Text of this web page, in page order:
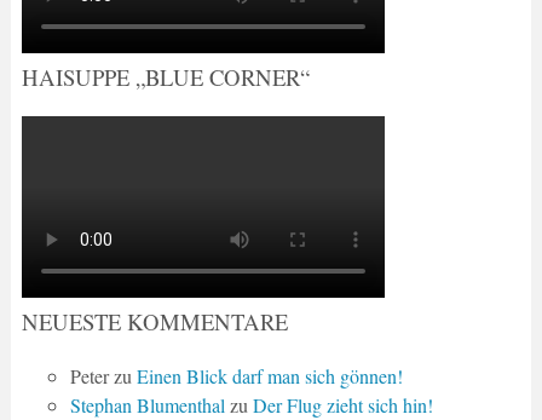
HAISUPPE „BLUE CORNER“
NEUESTE KOMMENTARE
Peterzu Einen Blick darf man sich gönnen!
Stephan Blumenthal zu Der Flug zieht sich hin!